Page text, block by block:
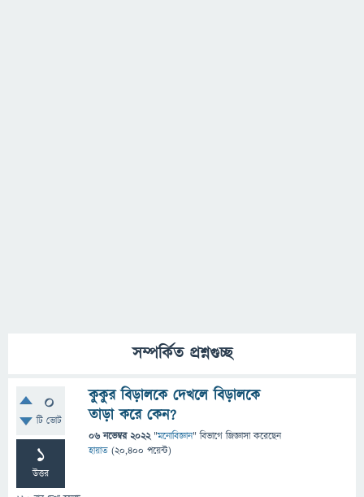
সম্পর্কিত প্রশ্নগুচ্ছ
0
টি ভোট
1
উত্তর
কুকুর বিড়ালকে দেখলে বিড়ালকে
তাড়া করে কেন?
06 নভেম্বর 2022 "মনোবিজ্ঞান" বিভাগে জিজ্ঞাসাকরেছেন
হায়াত (20,400 পয়েন্ট)